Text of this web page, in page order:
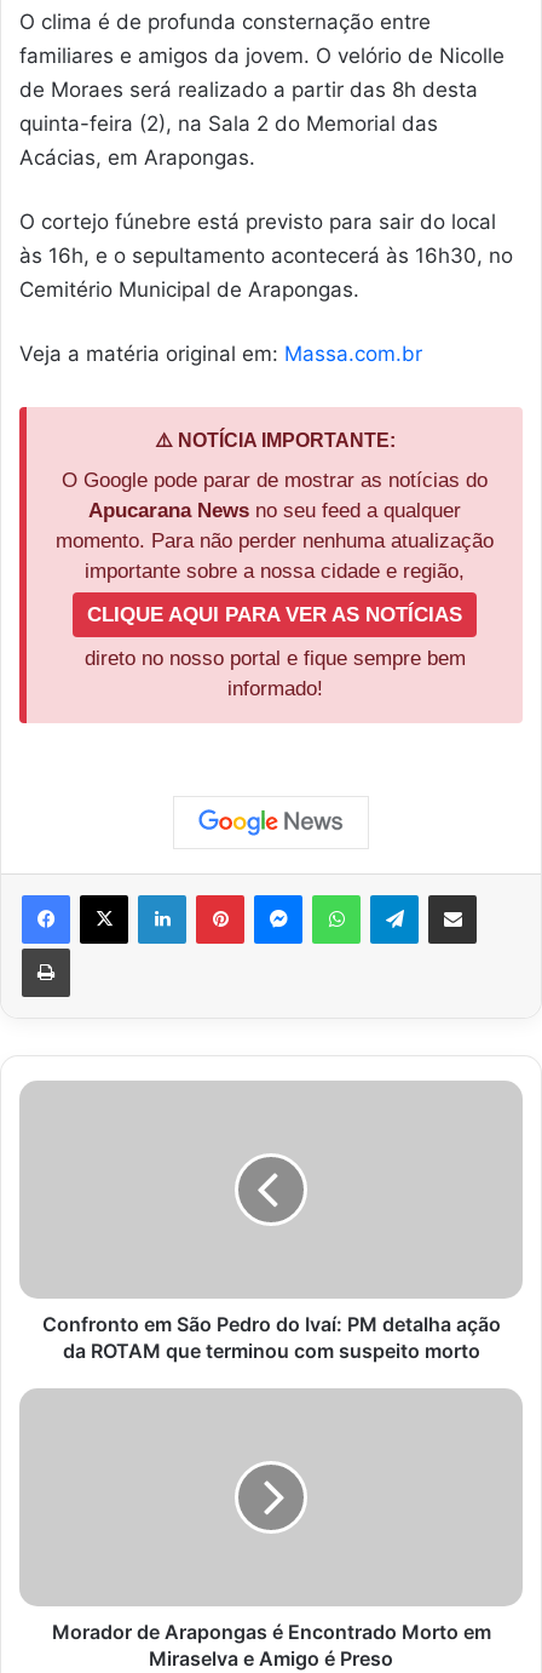
O clima é de profunda consternação entre
familiares e amigos da jovem. O velório de Nicolle
de Moraes será realizado a partir das 8h desta
quinta-feira (2), na Sala 2 do Memorial das
Acácias, em Arapongas.
O cortejo fúnebre está previsto para sair do local
às 16h, e o sepultamento acontecerá às 16h30, no
Cemitério Municipal de Arapongas.
Veja a matéria original em: Massa.com.br
⚠️ NOTÍCIA IMPORTANTE:
O Google pode parar de mostrar as notícias do
Apucarana News no seu feed a qualquer
momento. Para não perder nenhuma atualização
importante sobre a nossa cidade e região,
CLIQUE AQUI PARA VER AS NOTÍCIAS
direto no nosso portal e fique sempre bem
informado!
Facebook
X LinkedinPinterestMessengerWhatsAppTelegramCompartilhar via e-mail
Imprimir
Confronto
ação
ROTAM
terminou
Confronto em São Pedro do Ivaí: PM detalha ação
da ROTAM que terminou com suspeito morto
Morador
e
AmigoMorador de Arapongas é Encontrado Morto em
Miraselva e Amigo é Preso